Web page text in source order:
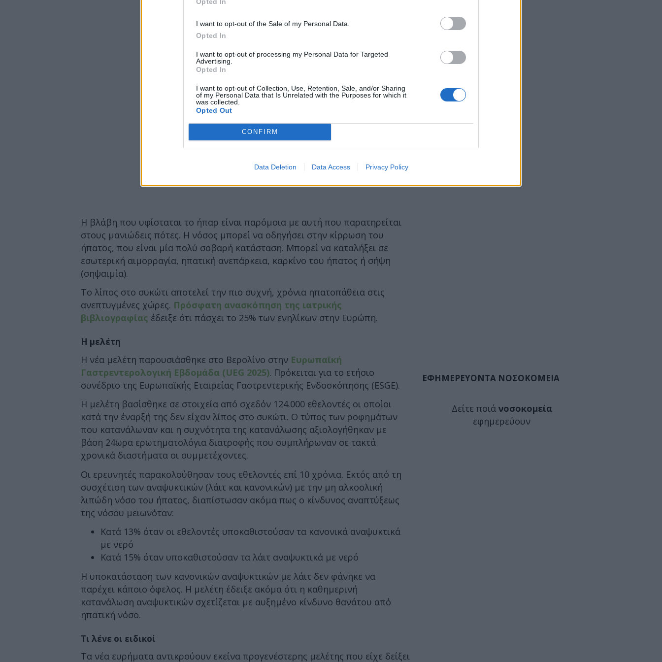
I want to opt-out of the Sale of my Personal Data.
Opted In
I want to opt-out of processing my Personal Data for Targeted
Advertising.
Opted In
I want to opt-out of Collection, Use, Retention, Sale, and/or Sharing
of my Personal Data that Is Unrelated with the Purposes for which it
was collected.
Opted Out
CONFIRM
Data Deletion Data Access Privacy Policy
Η βλάβη που υφίσταται το ήπαρ είναι παρόμοια με αυτή που παρατηρείται
στους μανιώδεις πότες. Η νόσος μπορεί να οδηγήσει στην κίρρωση του
ήπατος, που είναι μία πολύ σοβαρή κατάσταση. Μπορεί να καταλήξει σε
εσωτερική αιμορραγία, ηπατική ανεπάρκεια, καρκίνο του ήπατος ή σήψη
(σηψαιμία).
Το λίπος στο συκώτι αποτελεί την πιο συχνή, χρόνια ηπατοπάθεια στις
ανεπτυγμένες χώρες. Πρόσφατη ανασκόπηση της ιατρικής
βιβλιογραφίας έδειξε ότι πάσχει το 25% των ενηλίκων στην Ευρώπη.
Η μελέτη
Η νέα μελέτη παρουσιάσθηκε στο Βερολίνο στην Ευρωπαϊκή
Γαστρεντερολογική Εβδομάδα (UEG 2025). Πρόκειται για το ετήσιο
συνέδριο της Ευρωπαϊκής Εταιρείας Γαστρεντερικής Ενδοσκόπησης (ESGE).
Η μελέτη βασίσθηκε σε στοιχεία από σχεδόν 124.000 εθελοντές οι οποίοι
κατά την έναρξή της δεν είχαν λίπος στο συκώτι. Ο τύπος των ροφημάτων
που κατανάλωναν και η συχνότητα της κατανάλωσης αξιολογήθηκαν με
βάση 24ωρα ερωτηματολόγια διατροφής που συμπλήρωναν σε τακτά
χρονικά διαστήματα οι συμμετέχοντες.
Οι ερευνητές παρακολούθησαν τους εθελοντές επί 10 χρόνια. Εκτός από τη
συσχέτιση των αναψυκτικών (λάιτ και κανονικών) με την μη αλκοολική
λιπώδη νόσο του ήπατος, διαπίστωσαν ακόμα πως ο κίνδυνος αναπτύξεως
της νόσου μειωνόταν:
Κατά 13% όταν οι εθελοντές υποκαθιστούσαν τα κανονικά αναψυκτικά
με νερό
Κατά 15% όταν υποκαθιστούσαν τα λάιτ αναψυκτικά με νερό
Η υποκατάσταση των κανονικών αναψυκτικών με λάιτ δεν φάνηκε να
παρέχει κάποιο όφελος. Η μελέτη έδειξε ακόμα ότι η καθημερινή
κατανάλωση αναψυκτικών σχετίζεται με αυξημένο κίνδυνο θανάτου από
ηπατική νόσο.
Τι λένε οι ειδικοί
Τα νέα ευρήματα αντικρούουν εκείνα προγενέστερης μελέτης που είχε δείξει
ΕΦΗΜΕΡΕΥΟΝΤΑ ΝΟΣΟΚΟΜΕΙΑ
Δείτε ποιά νοσοκομεία
εφημερεύουν